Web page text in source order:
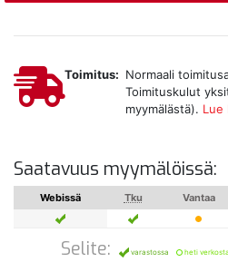
Toimitus: Normaali
Toimituskulut
myymälästä). Lue
Saatavuus myymälöissä:
Webissä Tku Vantaa
Selite: varastossa heti verkosta